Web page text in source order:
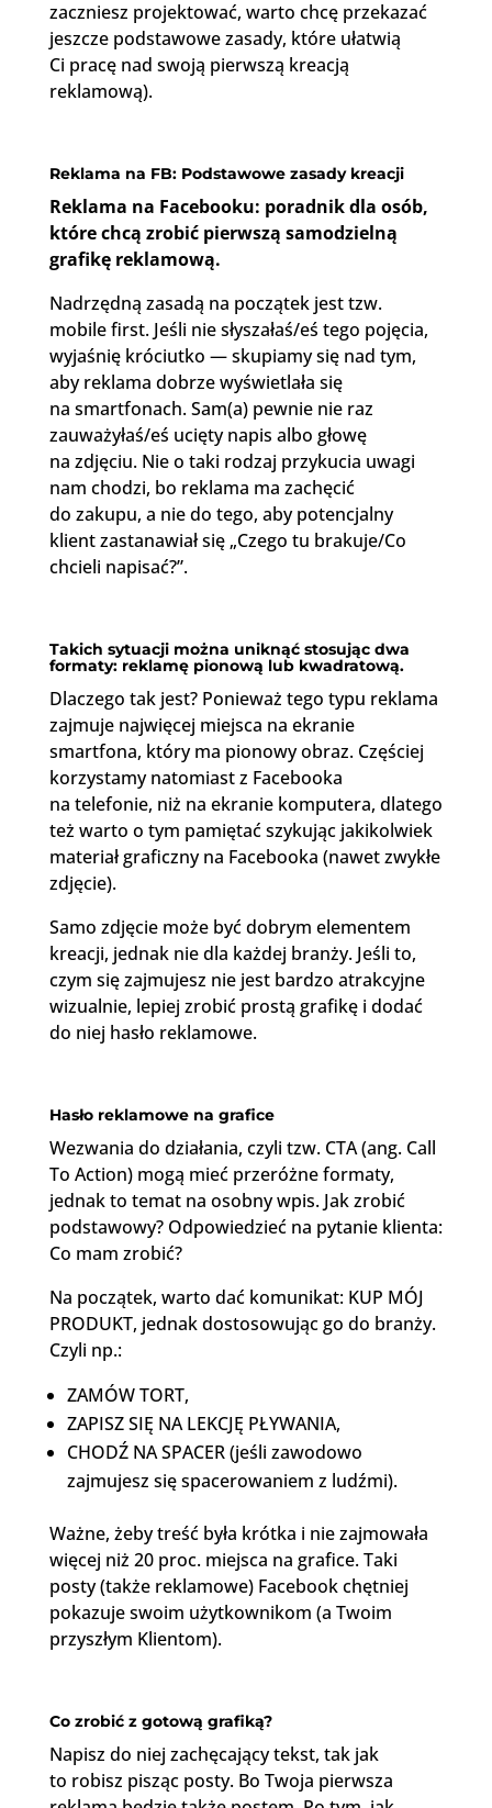
zaczniesz projektować, warto chcę przekazać
jeszcze podstawowe zasady, które ułatwią
Ci pracę nad swoją pierwszą kreacją
reklamową).
Reklama na FB: Podstawowe zasady kreacji
Reklama na Facebooku: poradnik dla osób,
które chcą zrobić pierwszą samodzielną
grafikę reklamową.
Nadrzędną zasadą na początek jest tzw.
mobile first. Jeśli nie słyszałaś/eś tego pojęcia,
wyjaśnię króciutko — skupiamy się nad tym,
aby reklama dobrze wyświetlała się
na smartfonach. Sam(a) pewnie nie raz
zauważyłaś/eś ucięty napis albo głowę
na zdjęciu. Nie o taki rodzaj przykucia uwagi
nam chodzi, bo reklama ma zachęcić
do zakupu, a nie do tego, aby potencjalny
klient zastanawiał się „Czego tu brakuje/Co
chcieli napisać?”.
Takich sytuacji można uniknąć stosując dwa
formaty: reklamę pionową lub kwadratową.
Dlaczego tak jest? Ponieważ tego typu reklama
zajmuje najwięcej miejsca na ekranie
smartfona, który ma pionowy obraz. Częściej
korzystamy natomiast z Facebooka
na telefonie, niż na ekranie komputera, dlatego
też warto o tym pamiętać szykując jakikolwiek
materiał graficzny na Facebooka (nawet zwykłe
zdjęcie).
Samo zdjęcie może być dobrym elementem
kreacji, jednak nie dla każdej branży. Jeśli to,
czym się zajmujesz nie jest bardzo atrakcyjne
wizualnie, lepiej zrobić prostą grafikę i dodać
do niej hasło reklamowe.
Hasło reklamowe na grafice
Wezwania do działania, czyli tzw. CTA (ang. Call
To Action) mogą mieć przeróżne formaty,
jednak to temat na osobny wpis. Jak zrobić
podstawowy? Odpowiedzieć na pytanie klienta:
Co mam zrobić?
Na początek, warto dać komunikat: KUP MÓJ
PRODUKT, jednak dostosowując go do branży.
Czyli np.:
ZAMÓW TORT,
ZAPISZ SIĘ NA LEKCJĘ PŁYWANIA,
CHODŹ NA SPACER (jeśli zawodowo
zajmujesz się spacerowaniem z ludźmi).
Ważne, żeby treść była krótka i nie zajmowała
więcej niż 20 proc. miejsca na grafice. Taki
posty (także reklamowe) Facebook chętniej
pokazuje swoim użytkownikom (a Twoim
przyszłym Klientom).
Co zrobić z gotową grafiką?
Napisz do niej zachęcający tekst, tak jak
to robisz pisząc posty. Bo Twoja pierwsza